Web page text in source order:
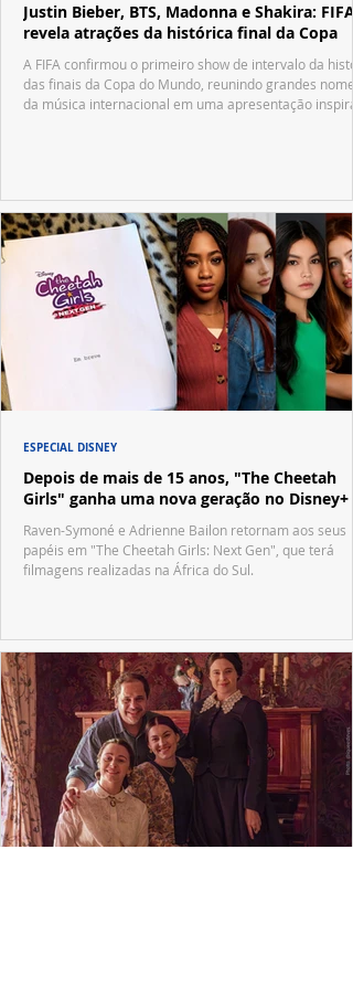
Justin Bieber, BTS, Madonna e Shakira: FIFA
revela atrações da histórica final da Copa
A FIFA confirmou o primeiro show de intervalo da
das finais da Copa do Mundo, reunindo grandes nomes
da música internacional em uma apresentação
Depois de mais de 15 anos, "The Cheetah
Girls" ganha uma nova geração no Disney+
Raven-Symoné e Adrienne Bailon retornam aos seus
papéis em "The Cheetah Girls: Next Gen", que terá
filmagens realizadas na África do Sul.
ESPECIAL DISNEY